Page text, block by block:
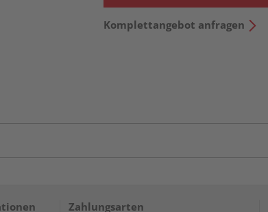
Komplettangebot anfragen
Zahlungsarten